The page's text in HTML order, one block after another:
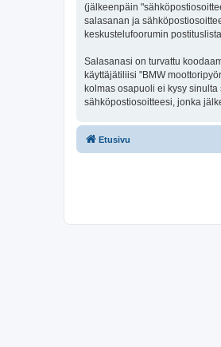
(jälkeenpäin
salasanan ja
keskustelufoorumin
Salasanasi on turvattu
käyttäjätiliisi "BMW
kolmas osapuoli ei kysy
sähköpostiosoitteesi, jonka
Etusivu